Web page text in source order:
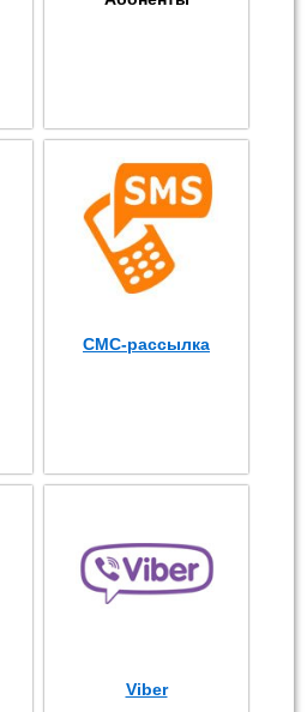
СМС-рассылка
Viber